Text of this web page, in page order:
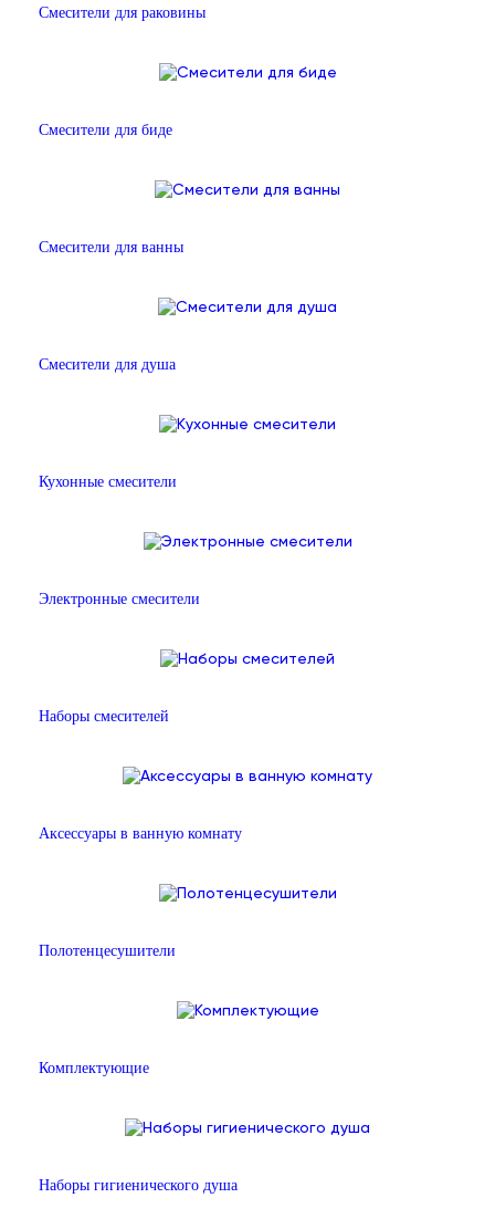
Смесители для раковины
Смесители для биде
Смесители для ванны
Смесители для душа
Кухонные смесители
Электронные смесители
Наборы смесителей
Аксессуары в ванную комнату
Полотенцесушители
Комплектующие
Наборы гигиенического душа